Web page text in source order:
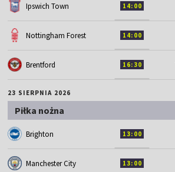
Ipswich Town 14:00
Nottingham Forest 14:00
Brentford 16:30
23 SIERPNIA 2026
Piłka nożna
Brighton 13:00
Manchester City 13:00